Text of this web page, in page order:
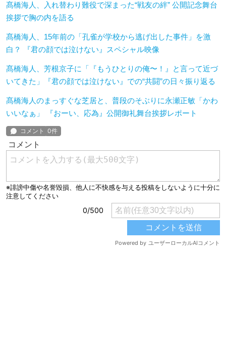
髙橋海人、入れ替わり難役で深まった“戦友の絆” 公開記念舞台
挨拶で胸の内を語る
髙橋海人、15年前の「孔雀が学校から逃げ出した事件」を激
白？ 『君の顔では泣けない』スペシャル映像
髙橋海人、芳根京子に「『もうひとりの俺〜！』と言って近づ
いてきた」『君の顔では泣けない』での“共闘”の日々振り返る
髙橋海人のまっすぐな芝居と、普段のそぶりに永瀬正敏「かわ
いいなぁ」 『おーい、応為』公開御礼舞台挨拶レポート